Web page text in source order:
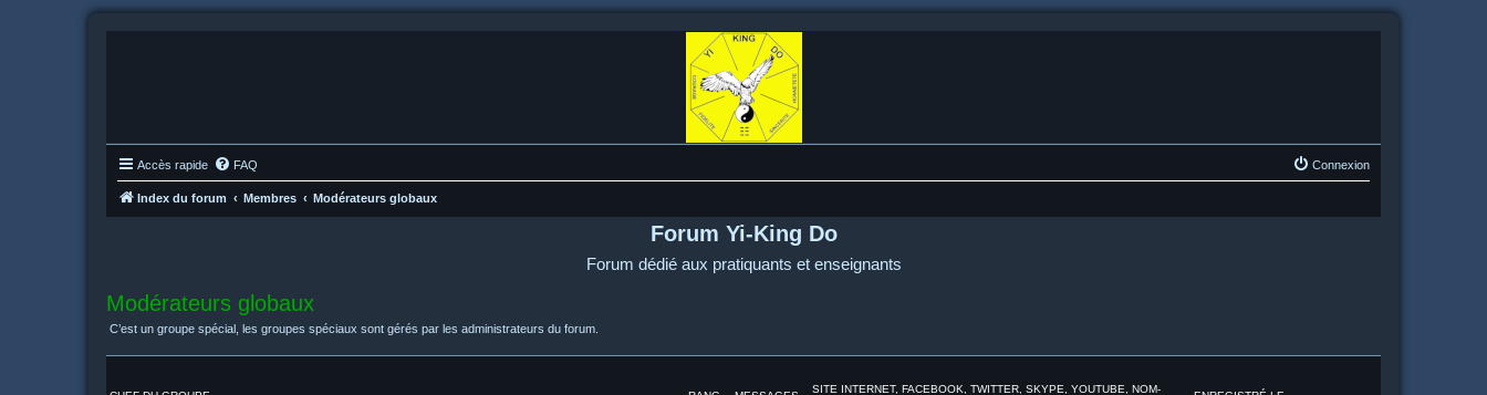
Accès rapide FAQ Connexion
Index du forum Membres Modérateurs globaux
Forum Yi-King Do
Forum dédié aux pratiquants et enseignants
Modérateurs globaux
C’est un groupe spécial, les groupes spéciaux sont gérés par les administrateurs du forum.
SITE INTERNET, FACEBOOK, TWITTER, SKYPE, YOUTUBE, NOM-